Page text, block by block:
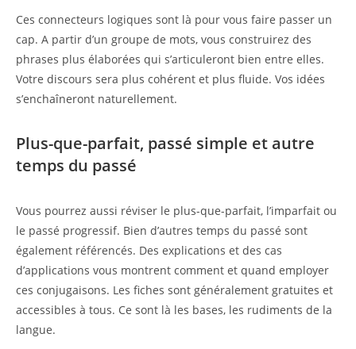
Ces connecteurs logiques sont là pour vous faire passer un
cap. A partir d’un groupe de mots, vous construirez des
phrases plus élaborées qui s’articuleront bien entre elles.
Votre discours sera plus cohérent et plus fluide. Vos idées
s’enchaîneront naturellement.
Plus-que-parfait, passé simple et autre
temps du passé
Vous pourrez aussi réviser le plus-que-parfait, l’imparfait ou
le passé progressif. Bien d’autres temps du passé sont
également référencés. Des explications et des cas
d’applications vous montrent comment et quand employer
ces conjugaisons. Les fiches sont généralement gratuites et
accessibles à tous. Ce sont là les bases, les rudiments de la
langue.